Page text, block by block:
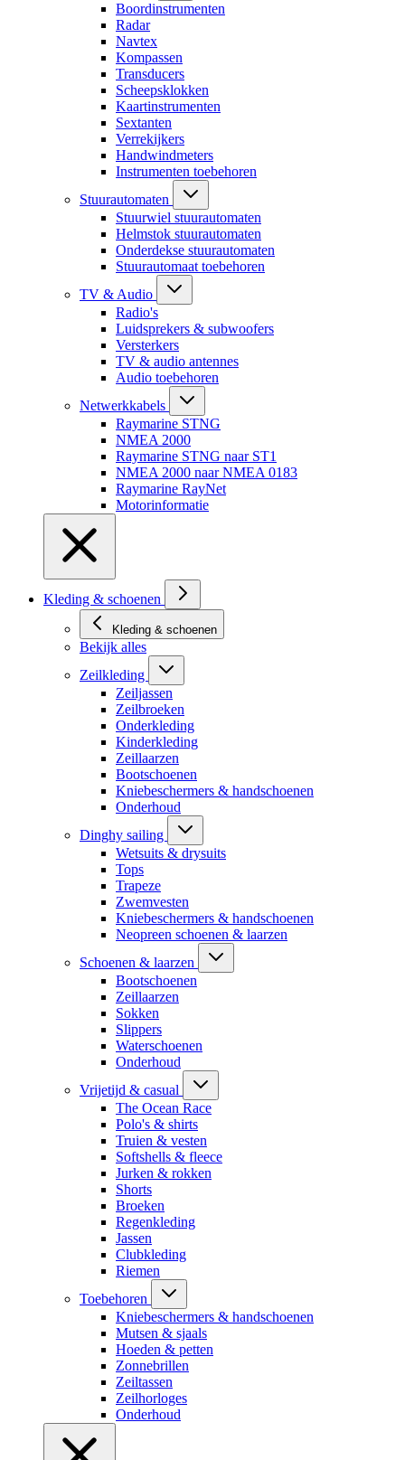
Boordinstrumenten
Radar
Navtex
Kompassen
Transducers
Scheepsklokken
Kaartinstrumenten
Sextanten
Verrekijkers
Handwindmeters
Instrumenten toebehoren
Stuurautomaten
Stuurwiel stuurautomaten
Helmstok stuurautomaten
Onderdekse stuurautomaten
Stuurautomaat toebehoren
TV & Audio
Radio's
Luidsprekers & subwoofers
Versterkers
TV & audio antennes
Audio toebehoren
Netwerkkabels
Raymarine STNG
NMEA 2000
Raymarine STNG naar ST1
NMEA 2000 naar NMEA 0183
Raymarine RayNet
Motorinformatie
Kleding & schoenen
Kleding & schoenen
Bekijk alles
Zeilkleding
Zeiljassen
Zeilbroeken
Onderkleding
Kinderkleding
Zeillaarzen
Bootschoenen
Kniebeschermers & handschoenen
Onderhoud
Dinghy sailing
Wetsuits & drysuits
Tops
Trapeze
Zwemvesten
Kniebeschermers & handschoenen
Neopreen schoenen & laarzen
Schoenen & laarzen
Bootschoenen
Zeillaarzen
Sokken
Slippers
Waterschoenen
Onderhoud
Vrijetijd & casual
The Ocean Race
Polo's & shirts
Truien & vesten
Softshells & fleece
Jurken & rokken
Shorts
Broeken
Regenkleding
Jassen
Clubkleding
Riemen
Toebehoren
Kniebeschermers & handschoenen
Mutsen & sjaals
Hoeden & petten
Zonnebrillen
Zeiltassen
Zeilhorloges
Onderhoud